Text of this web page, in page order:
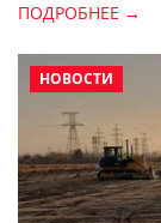
ПОДРОБНЕЕ →
НОВОСТИ